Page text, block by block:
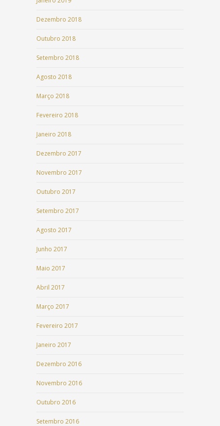
Dezembro 2018
Outubro 2018
Setembro 2018
Agosto 2018
Março 2018
Fevereiro 2018
Janeiro 2018
Dezembro 2017
Novembro 2017
Outubro 2017
Setembro 2017
Agosto 2017
Junho 2017
Maio 2017
Abril 2017
Março 2017
Fevereiro 2017
Janeiro 2017
Dezembro 2016
Novembro 2016
Outubro 2016
Setembro 2016